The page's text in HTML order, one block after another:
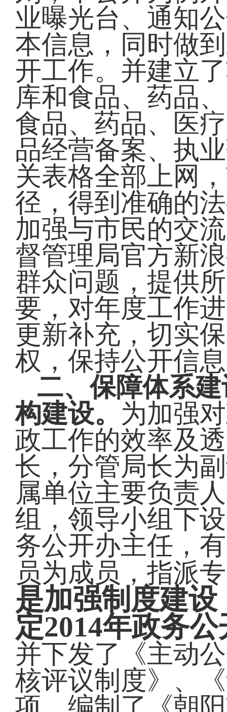
业曝光台、通知
本信息，同时做
开工作。并建立
库和食品、药品
食品、药品、医
品经营备案、执
关表格全部上网
径，得到准确的
加强与市民的交
督管理局官方新
群众问题，提供
要，对年度工作
更新补充，切实
权，保持公开信
二、保障体系
构建设。 为加强
政工作的效率及
长，分管局长为
属单位主要负责
组，领导小组下
务公开办主任，
员为成员，指派
是加强制度建
定2014年政务
并下发了《主动
核评议制度》、